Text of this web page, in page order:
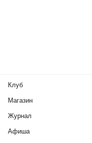
Клуб
Магазин
Журнал
Афиша